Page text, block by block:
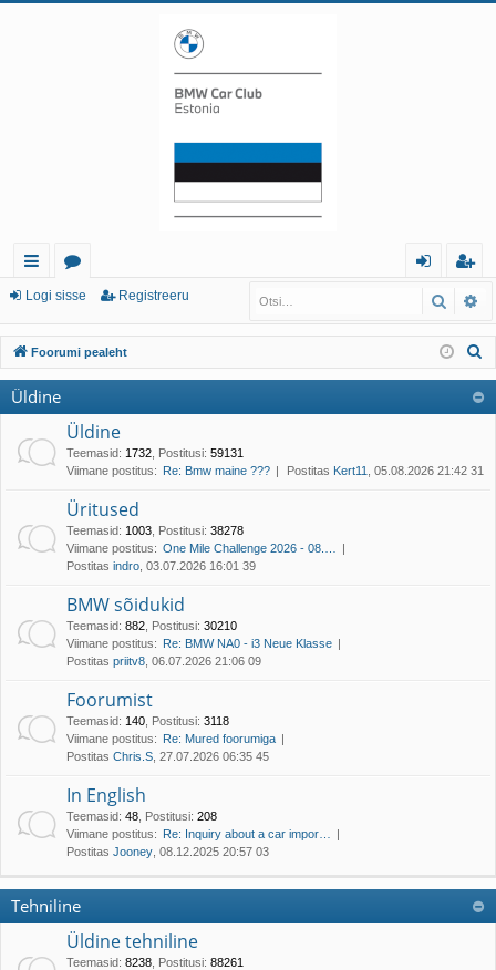
iirl
in
gi
d
o
or
u
d
i
eg
ist
re
Logi sisse Registreeru Otsi
Foorumi pealeht
Üldine
Üldine
Teemasid: 1732 Postitusi: 59131
Viimane postitus: Re: Bmw maine ??? Postitas Kert11 , 05.08.2026 21:42 31
Üritused
Teemasid: 1003 Postitusi: 38278
Viimane postitus: One Mile Challenge 2026 - 08.…
Postitas indro , 03.07.2026 16:01 39
BMW sõidukid
Teemasid: 882 Postitusi: 30210
Viimane postitus: Re: BMW NA0 - i3 Neue Klasse
Postitas priitv8 , 06.07.2026 21:06 09
Foorumist
Teemasid: 140 Postitusi: 3118
Viimane postitus: Re: Mured foorumiga
Postitas Chris.S , 27.07.2026 06:35 45
In English
Teemasid: 48 Postitusi: 208
Viimane postitus: Re: Inquiry about a car impor…
Postitas Jooney , 08.12.2025 20:57 03
Tehniline
Üldine tehniline
Teemasid: 8238 Postitusi: 88261